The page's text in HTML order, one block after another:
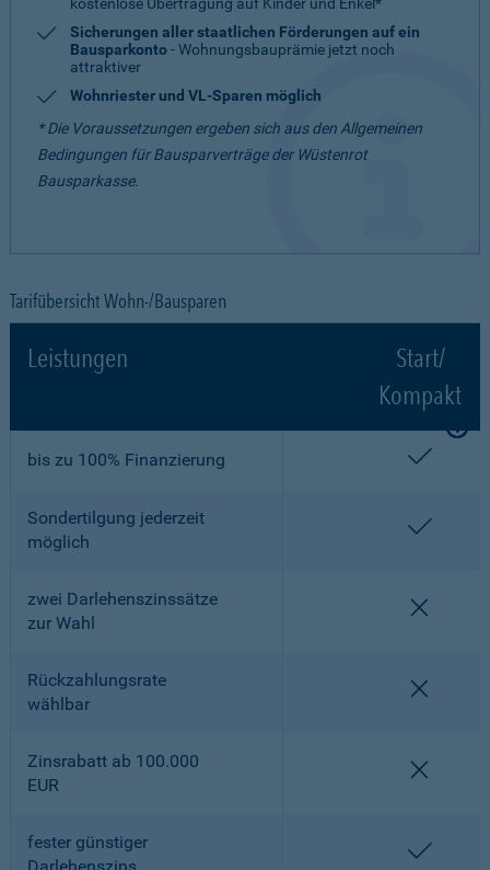
Sicherungen aller staatlichen Förderungen auf ein
Bausparkonto- Wohnungsbauprämie jetzt noch
attraktiver
Wohnriester und VL-Sparen möglich
* Die Voraussetzungen ergeben sich aus den Allgemeinen
Bedingungen für Bausparverträge der Wüstenrot
Bausparkasse.
Tarifübersicht Wohn-/Bausparen
Leistungen
Start/
Kompakt
bis zu 100% Finanzierung
Sondertilgung jederzeit
möglich
zwei Darlehenszinssätze
zur Wahl
Rückzahlungsrate
wählbar
Zinsrabatt ab 100.000
EUR
fester günstiger